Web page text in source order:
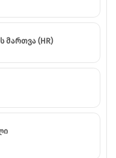
მართვა (HR)